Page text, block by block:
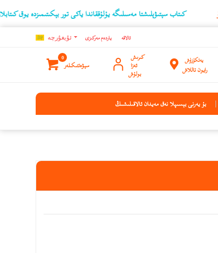
كىتاب سېتىۋېلىشتا مەسىلىگە يۇلۇققاندا ياكى تور بېكىتىمىزدە يوق كىتابلارنىڭ
ئۇيغۇرچه ياردەم مەركىزى ئالاقە
يەتكۈزۈش
رايون تاللاش
كىرىش
ئەزا
بولۇش
0
سېۋەتتىكىلەر
بۇ يەرنى بېسىپلا نەق مەيدان ئالاقىلىشىڭ